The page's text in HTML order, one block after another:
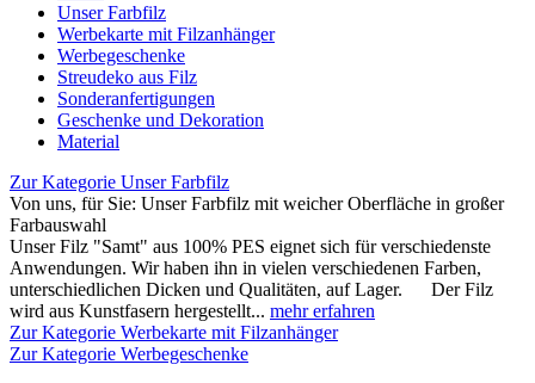
Unser Farbfilz
Werbekarte mit Filzanhänger
Werbegeschenke
Streudeko aus Filz
Sonderanfertigungen
Geschenke und Dekoration
Material
Zur Kategorie Unser Farbfilz
Von uns, für Sie: Unser Farbfilz mit weicher Oberfläche in großer
Farbauswahl
Unser Filz "Samt" aus 100% PES eignet sich für verschiedenste
Anwendungen. Wir haben ihn in vielen verschiedenen Farben,
unterschiedlichen Dicken und Qualitäten, auf Lager. Der Filz
wird aus Kunstfasern hergestellt... mehr erfahren
Zur Kategorie Werbekarte mit Filzanhänger
Zur Kategorie Werbegeschenke